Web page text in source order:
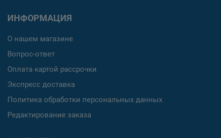
ИНФОРМАЦИЯ
О нашем магазине
Вопрос-ответ
Оплата картой рассрочки
Экспресс доставка
Политика обработки персональных данных
Редактирование заказа